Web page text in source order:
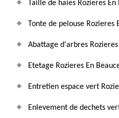
Taille de haies Rozieres En
Tonte de pelouse Rozieres
Abattage d'arbres
Etetage Rozieres En
Entretien espace vert
Enlevement de dechets